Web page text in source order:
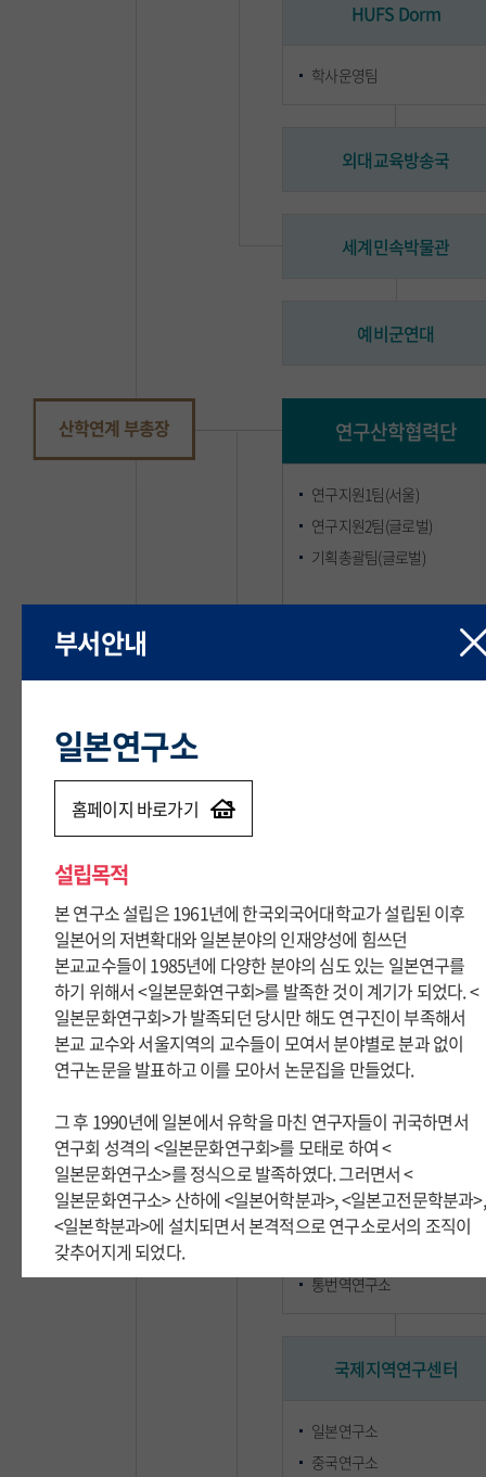
HUFS Dorm
학사운영팀
외대교육방송국
세계민속박물관
예비군연대
산학연계 부총장 연구산학협력단
연구지원1팀(서울)
연구지원2팀(글로벌)
기획총괄팀(글로벌)
창업보육센터
연구윤리센터
부속연구기관
외국어문연구센터
외국어교육연구소
외국문학연구소
통번역연구소
국제지역연구센터
일본연구소
중국연구소
부서안내
일본연구소
홈페이지 바로가기
설립목적
본 연구소 설립은 1961년에 한국외국어대학교가 설립된 이후
일본어의 저변확대와 일본분야의 인재양성에 힘쓰던
본교교수들이 1985년에 다양한 분야의 심도 있는 일본연구를
하기 위해서 <일본문화연구회>를 발족한 것이 계기가 되었다. <
일본문화연구회>가 발족되던 당시만 해도 연구진이 부족해서
본교 교수와 서울지역의 교수들이 모여서 분야별로 분과 없이
연구논문을 발표하고 이를 모아서 논문집을 만들었다.
그 후 1990년에 일본에서 유학을 마친 연구자들이 귀국하면서
연구회 성격의 <일본문화연구회>를 모태로 하여 <
일본문화연구소>를 정식으로 발족하였다. 그러면서 <
일본문화연구소> 산하에 <일본어학분과>, <일본고전문학분과>,
<일본학분과>에 설치되면서 본격적으로 연구소로서의 조직이
갖추어지게 되었다.
일본지역을 연구하는 연구소라는 의미에서 <일본연구소>로
연수소명을 개칭하였다. 이에 따라 <일본연구소>는
한편으로는 <외국학종합연구센터> 지역연구소 중의 하나로서
타 지역연구소와 연계하며 활동하고 있다.
부서안내
일본연구소
홈페이지 바로가기
설립목적
본 연구소 설립은 1961년에 한국외국어대학교가 설립된 이후
일본어의 저변확대와 일본분야의 인재양성에 힘쓰던
본교교수들이 1985년에 다양한 분야의 심도 있는 일본연구를
하기 위해서 <일본문화연구회>를 발족한 것이 계기가 되었다. <
일본문화연구회>가 발족되던 당시만 해도 연구진이 부족해서
본교 교수와 서울지역의 교수들이 모여서 분야별로 분과 없이
연구논문을 발표하고 이를 모아서 논문집을 만들었다.
그 후 1990년에 일본에서 유학을 마친 연구자들이 귀국하면서
연구회 성격의 <일본문화연구회>를 모태로 하여 <
일본문화연구소>를 정식으로 발족하였다. 그러면서 <
일본문화연구소> 산하에 <일본어학분과>, <일본고전문학분과>,
<일본학분과>에 설치되면서 본격적으로 연구소로서의 조직이
갖추어지게 되었다.
일본지역을 연구하는 연구소라는 의미에서 <일본연구소>로
연수소명을 개칭하였다. 이에 따라 <일본연구소>는
한편으로는 <외국학종합연구센터> 지역연구소 중의 하나로서
타 지역연구소와 연계하며 활동하고 있다.